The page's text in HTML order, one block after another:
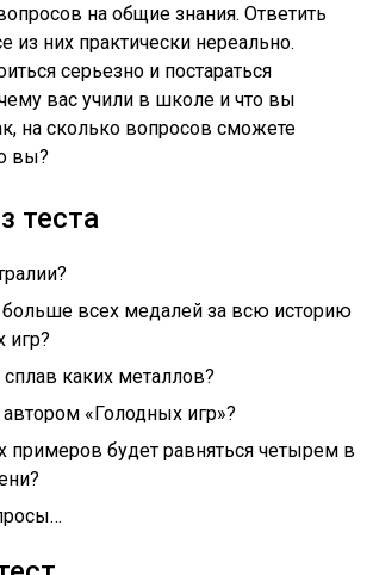
на общие знания. Ответить
из них практически нереально.
серьезно и постараться
вас учили в школе и что вы
на сколько вопросов сможете
вы?
теста
всех медалей за всю историю
игр?
каких металлов?
автором «Голодных игр»?
примеров будет равняться четырем в